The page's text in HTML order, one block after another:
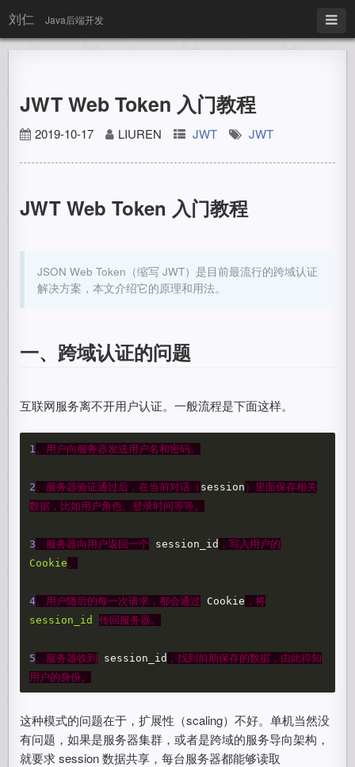
刘仁 Java后端开发
JWT Web Token 入门教程
2019-10-17 LIUREN JWT JWT
JWT Web Token 入门教程
JSON Web Token（缩写 JWT）是目前最流行的跨域认证
解决方案，本文介绍它的原理和用法。
一、跨域认证的问题
互联网服务离不开用户认证。一般流程是下面这样。
1、用户向服务器发送用户名和密码。
2、服务器验证通过后，在当前对话（ session ）里面保存相关
数据，比如用户角色、登录时间等等。
3、服务器向用户返回一个 session_id ，写入用户的
Cookie。
4、用户随后的每一次请求，都会通过 Cookie ，将
session_id
传回服务器。
5、服务器收到 session_id ，找到前期保存的数据，由此得知
用户的身份。
这种模式的问题在于，扩展性（scaling）不好。单机当然没
有问题，如果是服务器集群，或者是跨域的服务导向架构，
就要求 session 数据共享，每台服务器都能够读取